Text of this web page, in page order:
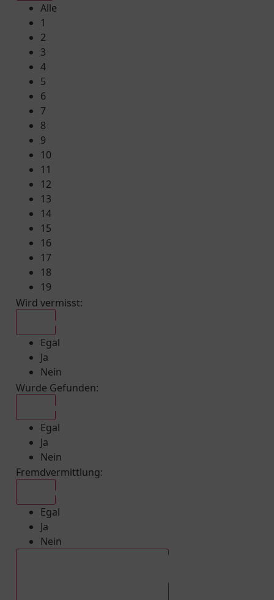
Alle
1
2
3
4
5
6
7
8
9
10
11
12
13
14
15
16
17
18
19
Wird vermisst:
Egal
Ja
Nein
Wurde Gefunden:
Egal
Ja
Nein
Fremdvermittlung:
Egal
Ja
Nein